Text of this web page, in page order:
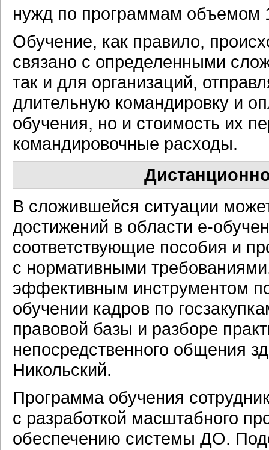
нужд по программам объемом
Обучение, как правило,
связано с определенными
так и для организаций,
длительную командировку и
обучения, но и стоимость их
командировочные расходы.
В сложившейся ситуации
достижений в области e-
соответствующие пособия и
с нормативными
эффективным инструментом
обучении кадров по
правовой базы и разборе
непосредственного общения
Никольский.
Программа обучения
с разработкой масштабного
обеспечению системы ДО.